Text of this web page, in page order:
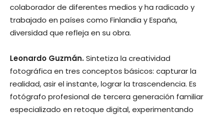
colaborador de diferentes medios y ha radicado y
trabajado en países como Finlandia y España,
diversidad que refleja en su obra.
Leonardo Guzmán.Sintetiza la creatividad
fotográfica en tres conceptos básicos: capturar la
realidad, asir el instante, lograr la trascendencia. Es
fotógrafo profesional de tercera generación familiar
especializado en retoque digital, experimentando